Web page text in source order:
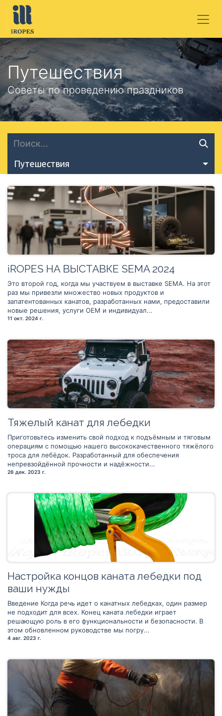
ПЕРЕЙТИ К СОДЕРЖИМОМУ
Путешествия
Советы по проведению праздников
Путешествия
iROPES НА ВЫСТАВКЕ SEMA 2024
Это второй год, когда мы участвуем в выставке SEMA. На этот
раз мы привезли множество новых продуктов и
запатентованных канатов, разработанных нами, предоставили
новые решения, услуги OEM и индивидуал...
11 окт. 2024 г.
Тяжелый канат для лебедки
Приготовьтесь изменить свой подход к подъёмным и тяговым
операциям с помощью нашего высококачественного тяжёлого
троса для лебёдок. Разработанный для обеспечения
непревзойдённой прочности и надёжности...
26 дек. 2023 г.
Настройка концов каната лебедки под
ваши нужды
Введение Когда речь идет о канатных лебедках, один размер
не подходит для всех. Конец каната лебедки играет
решающую роль в его функциональности и безопасности. В
этом обновленном руководстве мы погру...
4 авг. 2023 г.